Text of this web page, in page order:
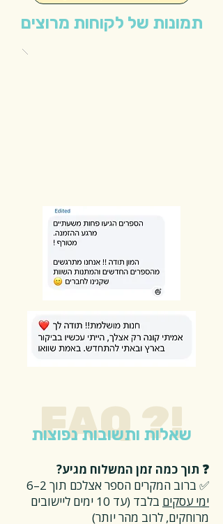
תמונות של לקוחות מרוצים
FAQ ?!
שאלות ותשובות נפוצות
❓ תוך כמה זמן המשלוח מגיע?
✅ ברוב המקרים הספר אצלכם תוך 2–6
ימי עסקים
בלבד (עד 10 ימים ליישובים
מרוחקים, לרוב מהר יותר)